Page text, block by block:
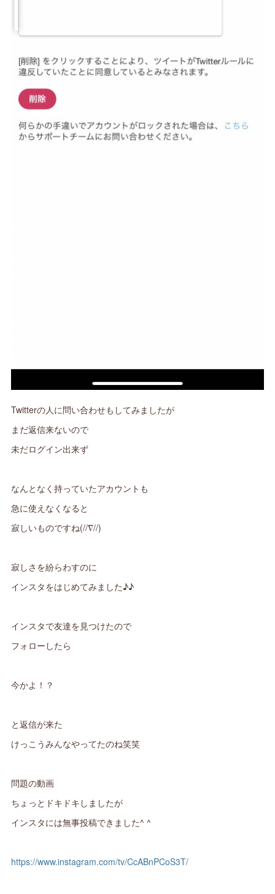
Twitterの人に問い合わせもしてみましたが
まだ返信来ないので
未だログイン出来ず
なんとなく持っていたアカウントも
急に使えなくなると
寂しいものですね(//∇//)
寂しさを紛らわすのに
インスタをはじめてみました♪♪
インスタで友達を見つけたので
フォローしたら
今かよ！？
と返信が来た
けっこうみんなやってたのね笑笑
問題の動画
ちょっとドキドキしましたが
インスタには無事投稿できました^ ^
https://www.instagram.com/tv/CcABnPCoS3T/